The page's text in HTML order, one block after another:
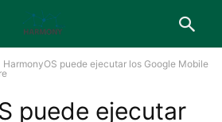
HarmonyOS puede ejecutar los Google Mobile
puede ejecutar